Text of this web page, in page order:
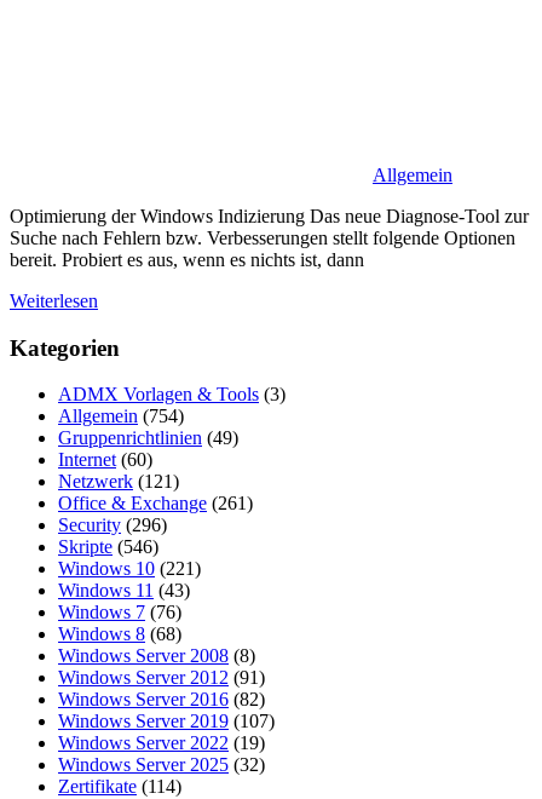
Allgemein
Optimierung der Windows Indizierung Das neue Diagnose-Tool zur
Suche nach Fehlern bzw. Verbesserungen stellt folgende Optionen
bereit. Probiert es aus, wenn es nichts ist, dann
Weiterlesen
Kategorien
ADMX Vorlagen & Tools (3)
Allgemein (754)
Gruppenrichtlinien (49)
Internet (60)
Netzwerk (121)
Office & Exchange (261)
Security (296)
Skripte (546)
Windows 10 (221)
Windows 11 (43)
Windows 7 (76)
Windows 8 (68)
Windows Server 2008 (8)
Windows Server 2012 (91)
Windows Server 2016 (82)
Windows Server 2019 (107)
Windows Server 2022 (19)
Windows Server 2025 (32)
Zertifikate (114)